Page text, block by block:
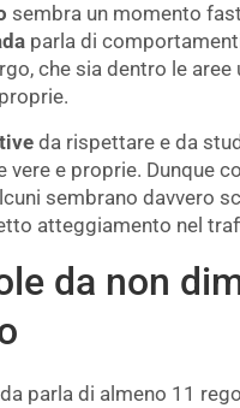
sembra un momento
parla di
che sia dentro le
da rispettare e da
vere e proprie. Dunque
sembrano davvero
atteggiamento nel
da non
parla di almeno 11